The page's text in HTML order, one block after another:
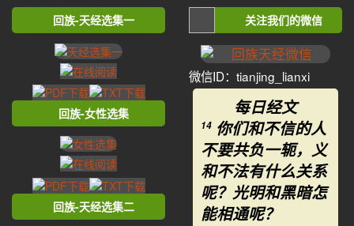
回族-天经选集一
回族-女性选集
回族-天经选集二
关注我们的微信
微信ID：tianjing_lianxi
每日经文
14 你们和不信的人
不要共负一轭，义
和不法有什么关系
呢？光明和黑暗怎
能相通呢？